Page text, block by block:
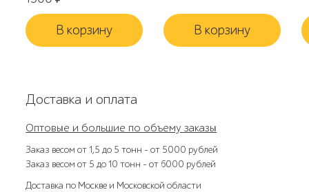
В корзину В корзину
Доставка и оплата
Оптовые и большие по объему заказы
Заказ весом от 1,5 до 5 тонн – от 5000 рублей
Заказ весом от 5 до 10 тонн – от 6000 рублей
Доставка по Москве и Московской области